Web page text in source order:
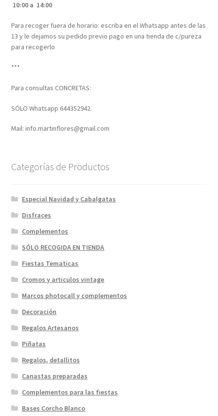
10:00 a 14:00
Para recoger fuera de horario: escriba en el Whatsapp antes de las
13 y le dejamos su pedido previo pago en una tienda de c/pureza
para recogerlo
***
Para consultas CONCRETAS:
SÓLO Whatsapp 644352942
Mail: info.martinflores@gmail.com
Categorías de Productos
Especial Navidad y Cabalgatas
Disfraces
Complementos
SÓLO RECOGIDA EN TIENDA
Fiestas Tematicas
Cromos y articulos vintage
Marcos photocall y complementos
Decoración
Regalos Artesanos
Piñatas
Regalos, detallitos
Canastas preparadas
Complementos para las fiestas
Bases Corcho Blanco